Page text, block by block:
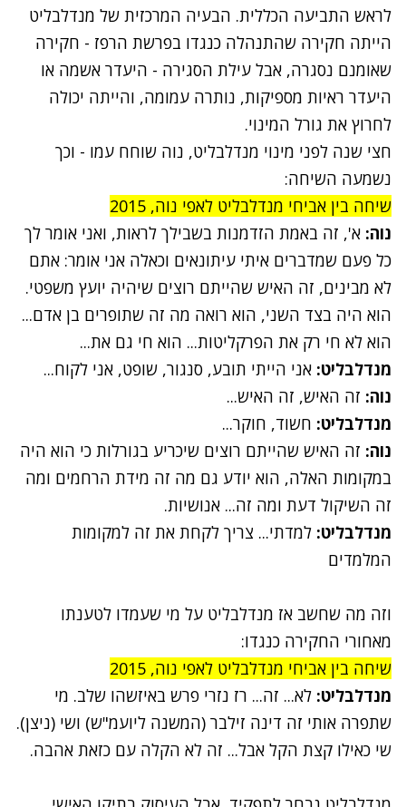
לראש התביעה הכללית. הבעיה המרכזית של מנדלבליט
הייתה חקירה שהתנהלה כנגדו בפרשת הרפז - חקירה
שאומנם נסגרה, אבל עילת הסגירה - היעדר אשמה או
היעדר ראיות מספיקות, נותרה עמומה, והייתה יכולה
לחרוץ את גורל המינוי.
חצי שנה לפני מינוי מנדלבליט, נוה שוחח עמו - וכך
נשמעה השיחה:
שיחה בין אביחי מנדלבליט לאפי נוה, 2015
נוה: א', זה באמת הזדמנות בשבילך לראות, ואני אומר לך
כל פעם שמדברים איתי עיתונאים וכאלה אני אומר: אתם
לא מבינים, זה האיש שהייתם רוצים שיהיה יועץ משפטי.
הוא היה בצד השני, הוא רואה מה זה שתופרים בן אדם...
הוא לא חי רק את הפרקליטות... הוא חי גם את...
מנדלבליט: אני הייתי תובע, סנגור, שופט, אני לקוח...
נוה: זה האיש, זה האיש...
מנדלבליט: חשוד, חוקר...
נוה: זה האיש שהייתם רוצים שיכריע בגורלות כי הוא היה
במקומות האלה, הוא יודע גם מה זה מידת הרחמים ומה
זה השיקול דעת ומה זה... אנושיות.
מנדלבליט: למדתי... צריך לקחת את זה למקומות
המלמדים
וזה מה שחשב אז מנדלבליט על מי שעמדו לטענתו
מאחורי החקירה כנגדו:
שיחה בין אביחי מנדלבליט לאפי נוה, 2015
מנדלבליט: לא... זה... רז נזרי פרש באיזשהו שלב. מי
שתפרה אותי זה דינה זילבר (המשנה ליועמ"ש) ושי (ניצן).
שי כאילו קצת הקל אבל... זה לא הקלה עם כזאת אהבה.